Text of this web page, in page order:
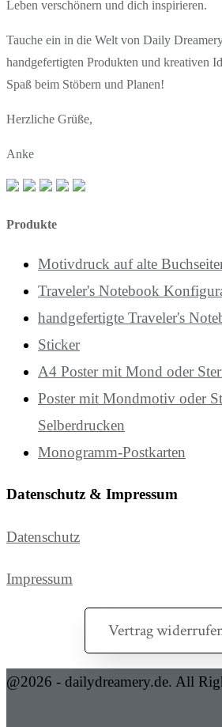
Leben verschönern und dich inspirieren.
Tauche ein in die Welt von Daily
handgefertigten Produkten und kreativen
Spaß beim Stöbern und Planen!
Herzliche Grüße,
Anke
Produkte
Motivdruck auf alte
Traveler's Notebook
handgefertigte Traveler's
Sticker
A4 Poster mit Mond oder
Poster mit Mondmotiv oder
Selberdrucken
Monogramm-Postkarten
Datenschutz & Impressum
Datenschutz
Impressum
Vertrag
@2026 - dailydreamery.de. All